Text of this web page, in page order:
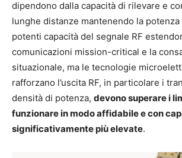
dipendono dalla capacità di rilevare e
lunghe distanze mantenendo la potenza
potenti capacità del segnale RF
comunicazioni mission-critical e la
situazionale, ma le tecnologie
rafforzano l’uscita RF, in particolare i
densità di potenza, devono superare i
funzionare in modo affidabile e con
significativamente più elevate.